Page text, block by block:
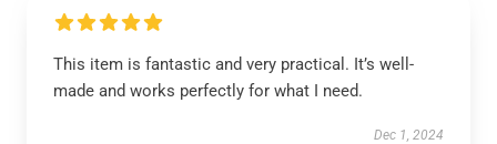
This item is fantastic and very practical. It’s well-
made and works perfectly for what I need.
Dec 1, 2024